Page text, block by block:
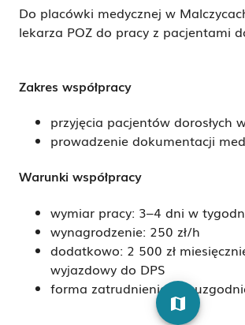
Do placówki medycznej w
lekarza POZ do pracy z pacjentami
Zakres współpracy
przyjęcia pacjentów dorosłych
prowadzenie dokumentacji
Warunki współpracy
wymiar pracy: 3–4 dni w
wynagrodzenie: 250 zł/h
dodatkowo: 2 500 zł
wyjazdowy do DPS
forma zatrudnienia: do
map